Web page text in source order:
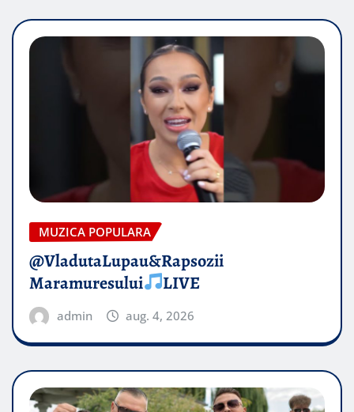
MUZICA POPULARA
@VladutaLupau&Rapsozii
Maramuresului
LIVE
admin aug. 4, 2026